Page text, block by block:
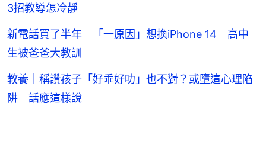
3招教導怎冷靜
新電話買了半年 「一原因」想換iPhone 14 高中
生被爸爸大教訓
教養｜稱讚孩子「好乖好叻」也不對？或墮這心理陷
阱 話應這樣說